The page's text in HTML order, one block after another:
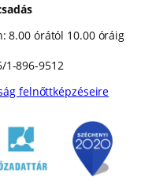
8.00 órától 10.00 óráig
1-896-9512
felnőttképzéseire